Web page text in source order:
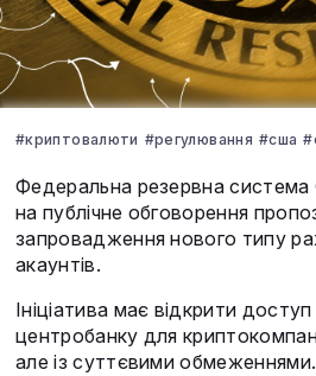
#криптовалюти #регулювання #сша
Федеральна резервна
на публічне обговорення
запровадження нового типу
акаунтів.
Ініціатива має відкрити
центробанку для
але із суттєвими обмеженнями.